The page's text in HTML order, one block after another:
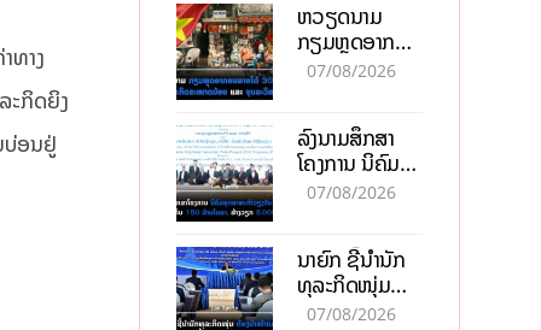
ທາງ
ະກິດຍິງ
ບ່ອນຢູ່
ຫວຽດນາມ
ກຽມຫຼຸດອາກອນ
ລາຍໄດ້ 30%
ແລະ ຈຸນລະ
ວິສາຫະກິດ
07/08/2026
ລົງນາມສຶກສາ
ໂຄງການ ນິຄົມ
ອຸດສາຫະກຳ
150 ລ້ານໂດລາ,
ສ້າງວຽກ 5.000
ຕຳແໜ່ງ
07/08/2026
ນາຍົກ ຊີ້ນຳນັກ
ທຸລະກິດໜຸ່ມ
ຕ້ອງນຳໜ້າແກ້
07/08/2026